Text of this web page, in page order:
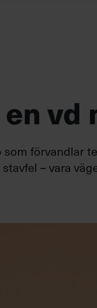
vd
som förvandlar
– vara